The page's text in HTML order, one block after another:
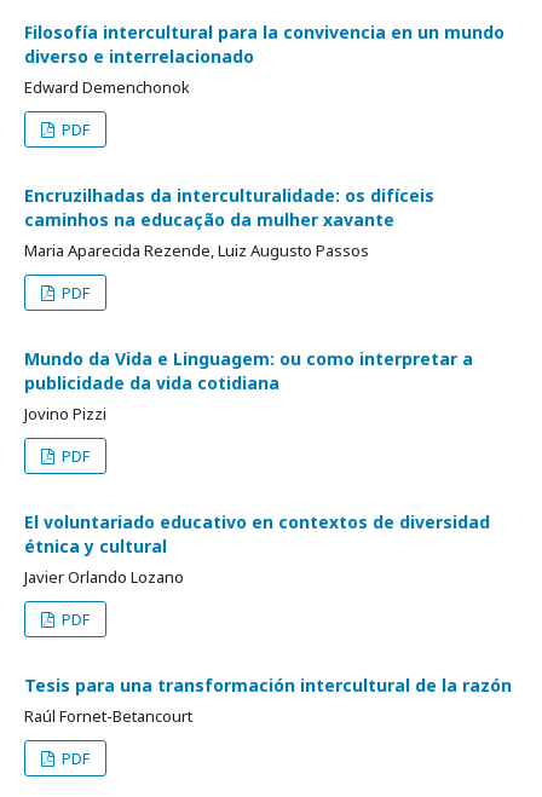
Filosofía intercultural para la convivencia en un mundo
diverso e interrelacionado
Edward Demenchonok
PDF
Encruzilhadas da interculturalidade: os difíceis
caminhos na educação da mulher xavante
Maria Aparecida Rezende, Luiz Augusto Passos
PDF
Mundo da Vida e Linguagem: ou como interpretar a
publicidade da vida cotidiana
Jovino Pizzi
PDF
El voluntariado educativo en contextos de diversidad
étnica y cultural
Javier Orlando Lozano
PDF
Tesis para una transformación intercultural de la razón
Raúl Fornet-Betancourt
PDF